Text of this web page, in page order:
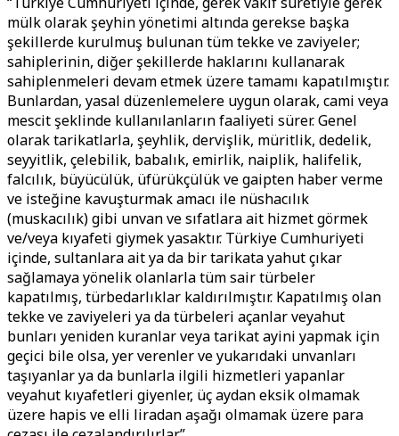
mülk olarak şeyhin yönetimi altında gerekse başka
şekillerde kurulmuş bulunan tüm tekke ve zaviyeler;
sahiplerinin, diğer şekillerde haklarını kullanarak
sahiplenmeleri devam etmek üzere tamamı kapatılmıştır.
Bunlardan, yasal düzenlemelere uygun olarak, cami veya
mescit şeklinde kullanılanların faaliyeti sürer. Genel
olarak tarikatlarla, şeyhlik, dervişlik, müritlik, dedelik,
seyyitlik, çelebilik, babalık, emirlik, naiplik, halifelik,
falcılık, büyücülük, üfürükçülük ve gaipten haber verme
ve isteğine kavuşturmak amacı ile nüshacılık
(muskacılık) gibi unvan ve sıfatlara ait hizmet görmek
ve/veya kıyafeti giymek yasaktır. Türkiye Cumhuriyeti
içinde, sultanlara ait ya da bir tarikata yahut çıkar
sağlamaya yönelik olanlarla tüm sair türbeler
kapatılmış, türbedarlıklar kaldırılmıştır. Kapatılmış olan
tekke ve zaviyeleri ya da türbeleri açanlar veyahut
bunları yeniden kuranlar veya tarikat ayini yapmak için
geçici bile olsa, yer verenler ve yukarıdaki unvanları
taşıyanlar ya da bunlarla ilgili hizmetleri yapanlar
veyahut kıyafetleri giyenler, üç aydan eksik olmamak
üzere hapis ve elli liradan aşağı olmamak üzere para